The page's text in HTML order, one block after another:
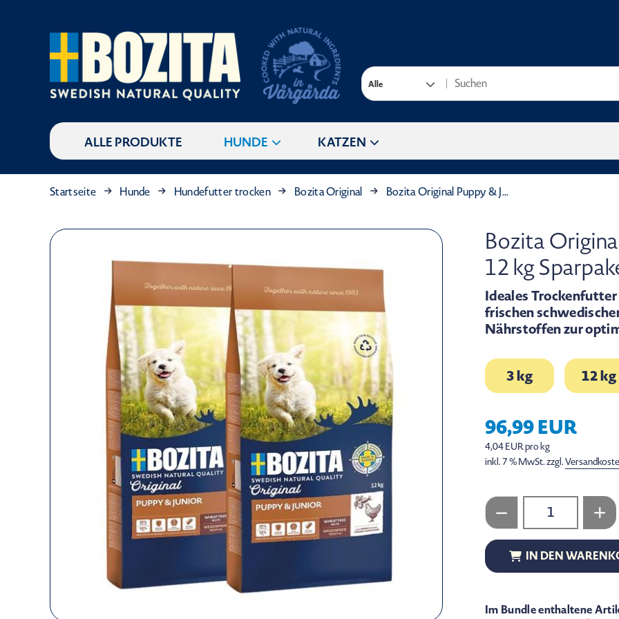
Alle
ALLE PRODUKTE HUNDE KATZEN
Startseite Hunde Hundefutter trocken Bozita Original Bozita Original Puppy & Junior Huhn 2 x 12 kg Sparpaket
Bozita
12 kg
Ideales
frischen
Nährstoffen zur
3 kg 12 kg
96,99 EUR
4,04 EUR pro kg
inkl. 7 % MwSt. zzgl.
IN DEN
IN DEN
Im Bundle enthaltene